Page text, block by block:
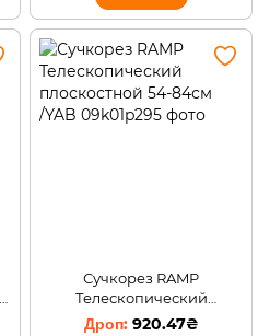
Сучкорез RAMP
Телескопический
плоскостной 54-84см /YAB
920.47₴